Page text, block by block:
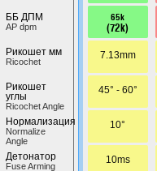
ББ ДПМ
AP dpm
Рикошет мм
Ricochet
Рикошет
углы
Ricochet Angle
Нормализация
Normalize
Angle
Детонатор
Fuse Arming
65k
(72k)
7.13mm
45° - 60°
10°
10ms